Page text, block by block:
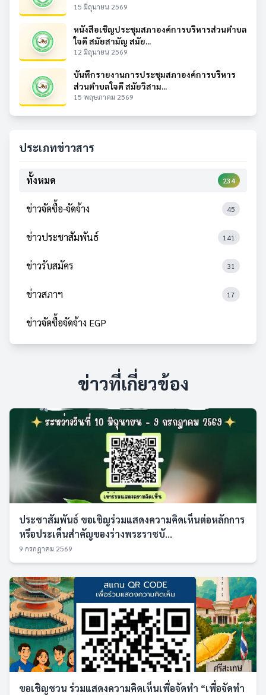
15 มิถุนายน 2569
หนังสือเชิญประชุมสภาองค์การบริหารส่วนตำบล
ใจดี สมัยสามัญ สมัย...
12 มิถุนายน 2569
บันทึกรายงานการประชุมสภาองค์การบริหาร
ส่วนตำบลใจดี สมัยวิสาม...
15 พฤษภาคม 2569
ประเภทข่าวสาร
ทั้งหมด 234
ข่าวจัดซื้อ-จัดจ้าง 45
ข่าวประชาสัมพันธ์ 141
ข่าวรับสมัคร 31
ข่าวสภาฯ 17
ข่าวจัดซื้อจัดจ้าง EGP
ข่าวที่เกี่ยวข้อง
ประชาสัมพันธ์ ขอเชิญร่วมแสดงความคิดเห็นต่อหลักการ
หรือประเด็นสำคัญของร่างพระราชบั...
9 กรกฎาคม 2569
ขอเชิญชวน ร่วมแสดงความคิดเห็นเพื่อจัดทำ “เพื่อจัดทำ